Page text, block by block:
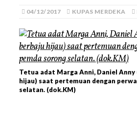
04/12/2017 KUPAS MERDEKA
Tetua adat Marga Anni, Daniel
hijau) saat pertemuan dengan
selatan. (dok.KM)